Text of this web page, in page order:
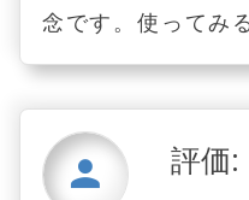
念です。使ってみ
person 評価: